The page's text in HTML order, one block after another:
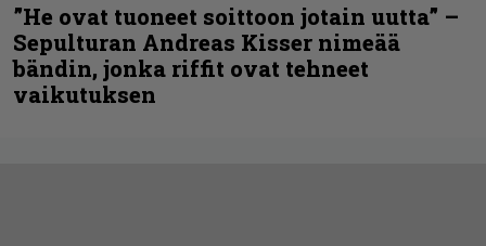
”He ovat tuoneet soittoon jotain uutta” –
Sepulturan Andreas Kisser nimeää
bändin, jonka riffit ovat tehneet
vaikutuksen